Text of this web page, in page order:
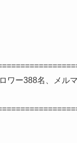
ワー388名、メル